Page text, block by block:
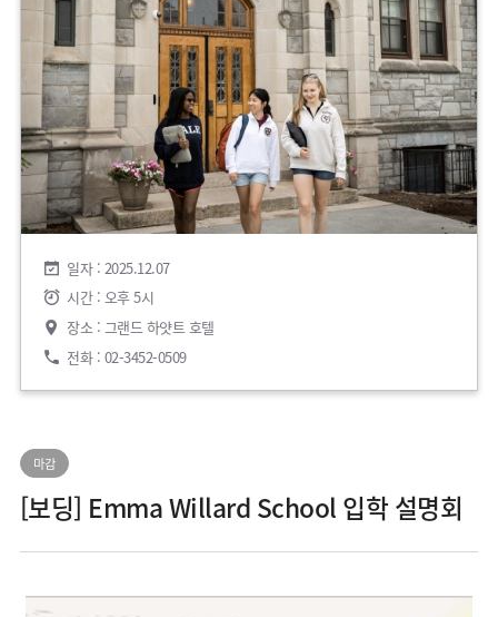
일자 : 2025.12.07
시간 : 오후 5시
장소 : 그랜드 하얏트 호텔
전화 : 02-3452-0509
마감
[보딩] Emma Willard School 입학 설명회